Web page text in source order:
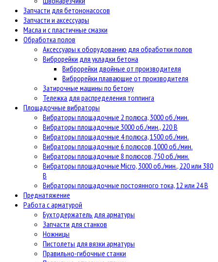
Запчасти для бетононасосов
Запчасти и аксессуары
Масла и с пластичные смазки
Обработка полов
Аксессуары к оборудованию для обработки полов
Виброрейки для укладки бетона
Виброрейки двойные от производителя
Виброрейки плавающие от производителя
Затирочные машины по бетону
Тележка для распределения топпинга
Площадочные вибраторы
Вибраторы площадочные 2 полюса, 3000 об./мин.
Вибраторы площадочные 3000 об./мин., 220 В
Вибраторы площадочные 4 полюса, 1500 об./мин.
Вибраторы площадочные 6 полюсов, 1000 об./мин.
Вибраторы площадочные 8 полюсов, 750 об./мин.
Вибраторы площадочные Micro, 3000 об./мин., 220 или 380
В
Вибраторы площадочные постоянного тока, 12 или 24 В
Преднатяжение
Работа с арматурой
Бухтодержатель для арматуры
Запчасти для станков
Ножницы
Пистолеты для вязки арматуры
Правильно-гибочные станки